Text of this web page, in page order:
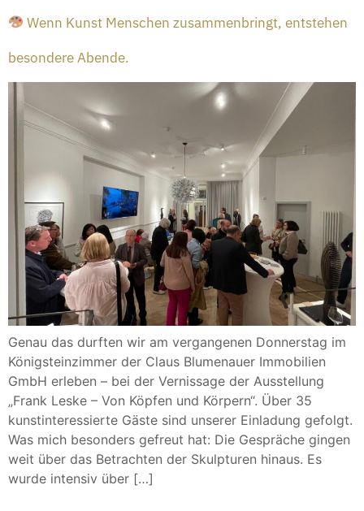
Wenn Kunst Menschen zusammenbringt, entstehen
besondere Abende.
Genau das durften wir am vergangenen Donnerstag im
Königsteinzimmer der Claus Blumenauer Immobilien
GmbH erleben – bei der Vernissage der Ausstellung
„Frank Leske – Von Köpfen und Körpern“. Über 35
kunstinteressierte Gäste sind unserer Einladung gefolgt.
Was mich besonders gefreut hat: Die Gespräche gingen
weit über das Betrachten der Skulpturen hinaus. Es
wurde intensiv über […]